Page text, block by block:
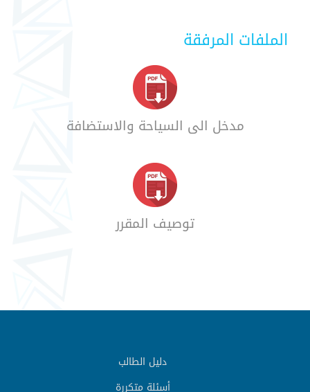
الملفات المرفقة
مدخل الى السياحة والاستضافة
توصيف المقرر
دليل الطالب
أسئلة متكررة